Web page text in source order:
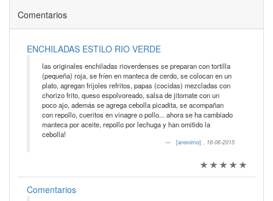
Comentarios
ENCHILADAS ESTILO RIO VERDE
las originales enchiladas rioverdenses se preparan con tortilla
(pequeña) roja, se fríen en manteca de cerdo, se colocan en un
plato, agregan frijoles refritos, papas (cocidas) mezcladas con
chorizo frito, queso espolvoreado, salsa de jitomate con un
poco ajo, además se agrega cebolla picadita, se acompañan
con repollo, cueritos en vinagre o pollo... ahora se ha cambiado
manteca por aceite, repollo por lechuga y han omitido la
cebolla!
[anonimo] , 16-06-2015
Comentarios